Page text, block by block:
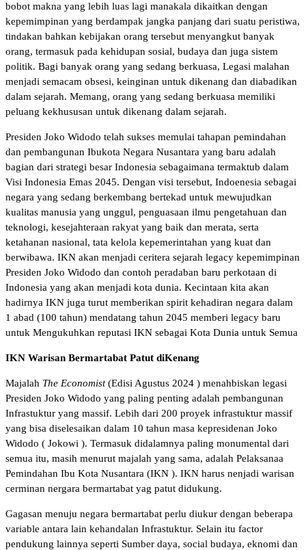
bobot makna yang lebih luas lagi manakala dikaitkan dengan
kepemimpinan yang berdampak jangka panjang dari suatu peristiwa,
tindakan bahkan kebijakan orang tersebut menyangkut banyak
orang, termasuk pada kehidupan sosial, budaya dan juga sistem
politik. Bagi banyak orang yang sedang berkuasa, Legasi malahan
menjadi semacam obsesi, keinginan untuk dikenang dan diabadikan
dalam sejarah. Memang, orang yang sedang berkuasa memiliki
peluang kekhususan untuk dikenang dalam sejarah.
Presiden Joko Widodo telah sukses memulai tahapan pemindahan
dan pembangunan Ibukota Negara Nusantara yang baru adalah
bagian dari strategi besar Indonesia sebagaimana termaktub dalam
Visi Indonesia Emas 2045. Dengan visi tersebut, Indoenesia sebagai
negara yang sedang berkembang bertekad untuk mewujudkan
kualitas manusia yang unggul, penguasaan ilmu pengetahuan dan
teknologi, kesejahteraan rakyat yang baik dan merata, serta
ketahanan nasional, tata kelola kepemerintahan yang kuat dan
berwibawa. IKN akan menjadi ceritera sejarah legacy kepemimpinan
Presiden Joko Widodo dan contoh peradaban baru perkotaan di
Indonesia yang akan menjadi kota dunia. Kecintaan kita akan
hadirnya IKN juga turut memberikan spirit kehadiran negara dalam
1 abad (100 tahun) mendatang tahun 2045 memberi legacy baru
untuk Mengukuhkan reputasi IKN sebagai Kota Dunia untuk Semua
IKN Warisan Bermartabat Patut diKenang
Majalah The Economist(Edisi Agustus 2024 ) menahbiskan legasi
Presiden Joko Widodo yang paling penting adalah pembangunan
Infrastuktur yang massif. Lebih dari 200 proyek infrastuktur massif
yang bisa diselesaikan dalam 10 tahun masa kepresidenan Joko
Widodo ( Jokowi ). Termasuk didalamnya paling monumental dari
semua itu, masih menurut majalah yang sama, adalah Pelaksanaa
Pemindahan Ibu Kota Nusantara (IKN ). IKN harus nenjadi warisan
cerminan nergara bermartabat yag patut didukung.
Gagasan menuju negara bermartabat perlu diukur dengan beberapa
variable antara lain kehandalan Infrastuktur. Selain itu factor
pendukung lainnya seperti Sumber daya, social budaya, eknomi dan